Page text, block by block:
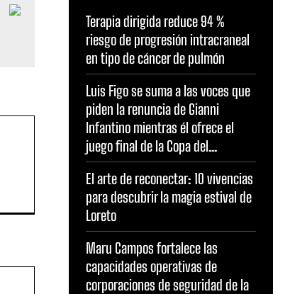
Terapia dirigida reduce 94 %
riesgo de progresión intracraneal
en tipo de cáncer de pulmón
Luis Figo se suma a las voces que
piden la renuncia de Gianni
Infantino mientras él ofrece el
juego final de la Copa del...
El arte de reconectar: 10 vivencias
para descubrir la magia estival de
Loreto
Maru Campos fortalece las
capacidades operativas de
corporaciones de seguridad de la